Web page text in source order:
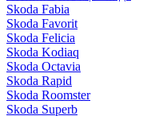
Skoda Fabia
Skoda Favorit
Skoda Felicia
Skoda Kodiaq
Skoda Octavia
Skoda Rapid
Skoda Roomster
Skoda Superb